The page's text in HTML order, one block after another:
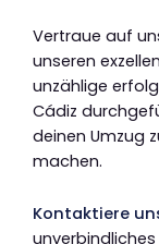
Vertraue auf
unseren
unzählige
Cádiz
deinen Umzug
machen.
Kontaktiere